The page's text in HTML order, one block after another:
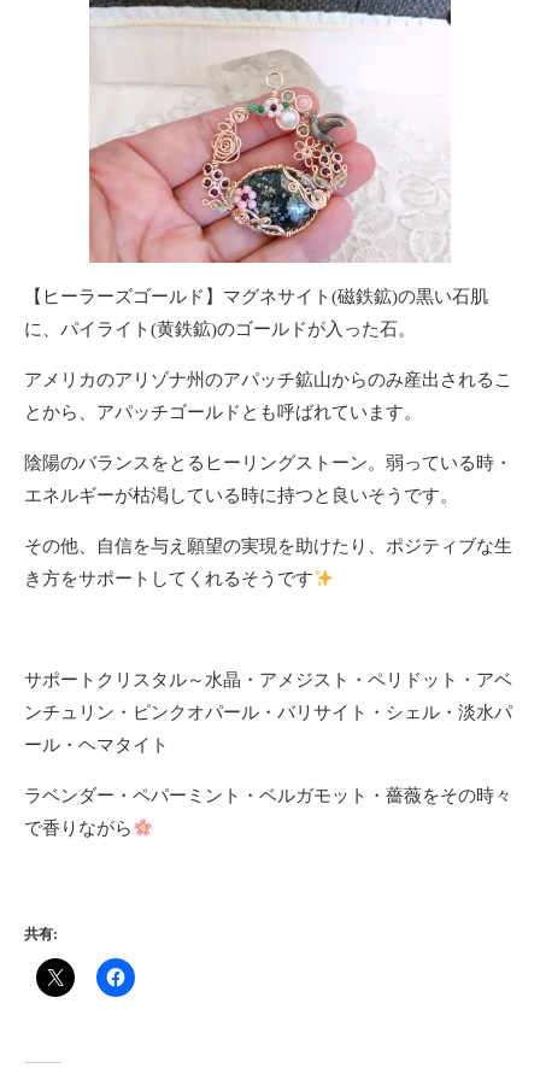
【ヒーラーズゴールド】マグネサイト(磁鉄鉱)の黒い石肌
に、パイライト(黄鉄鉱)のゴールドが入った石。
アメリカのアリゾナ州のアパッチ鉱山からのみ産出されるこ
とから、アパッチゴールドとも呼ばれています。
陰陽のバランスをとるヒーリングストーン。弱っている時・
エネルギーが枯渇している時に持つと良いそうです。
その他、自信を与え願望の実現を助けたり、ポジティブな生
き方をサポートしてくれるそうです
サポートクリスタル～水晶・アメジスト・ペリドット・アベ
ンチュリン・ピンクオパール・バリサイト・シェル・淡水パ
ール・ヘマタイト
ラベンダー・ペパーミント・ベルガモット・薔薇をその時々
で香りながら
共有: